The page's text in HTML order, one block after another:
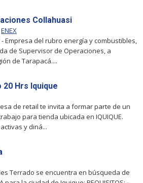
Collahuasi
ENEX
- Empresa del rubro energía y combustibles,
de Supervisor de Operaciones, a
de Tarapacá....
Hrs Iquique
de retail te invita a formar parte de un
para tienda ubicada en IQUIQUE.
y diná...
Terrado se encuentra en búsqueda de